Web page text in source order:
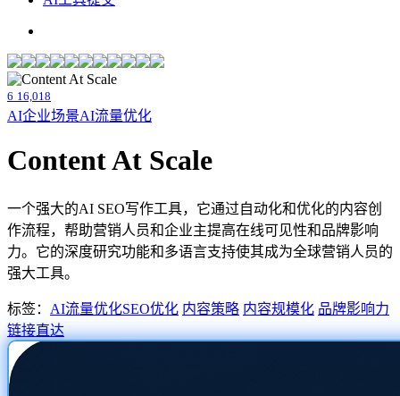
6 16,018
AI企业场景AI流量优化
Content At Scale
一个强大的AI SEO写作工具，它通过自动化和优化的内容创
作流程，帮助营销人员和企业主提高在线可见性和品牌影响
力。它的深度研究功能和多语言支持使其成为全球营销人员的
强大工具。
标签： AI流量优化SEO优化 内容策略 内容规模化 品牌影响力
链接直达